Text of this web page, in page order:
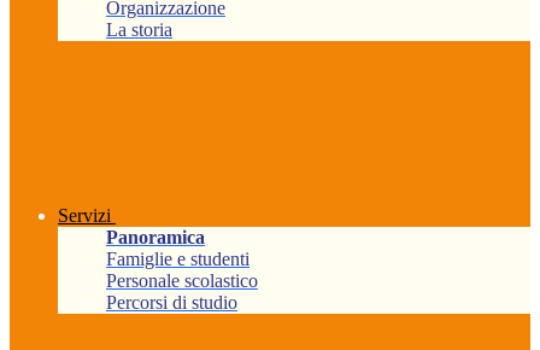
Organizzazione
La storia
Servizi
Panoramica
Famiglie e studenti
Personale scolastico
Percorsi di studio